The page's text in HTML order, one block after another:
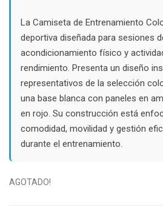
La Camiseta de Entrenamiento
deportiva diseñada para sesiones
acondicionamiento físico y
rendimiento. Presenta un diseño
representativos de la selección
una base blanca con paneles en
en rojo. Su construcción está
comodidad, movilidad y gestión
durante el entrenamiento.
AGOTADO!